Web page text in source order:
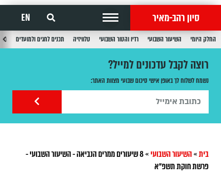
סיון רהב-מאיר EN
החלק היומי השיעור השבועי רדיו והטור השבועי טלוויזיה תכנים לחגים ולמועדים
רוצה לקבל עדכונים למייל?
נשמח לשלוח לך באופן אישי סיכום שבועי מצוות האתר:
בית»השיעור השבועי»
8 שיעורים ממרים הנביאה - השיעור השבועי -
פרשת חוקת תשפ"א